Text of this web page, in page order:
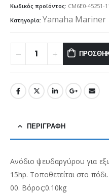
Κωδικός προϊόντος: CM6E0-45251-
Κατηγορία: Yamaha Mariner
ΠΕΡΙΓΡΑΦΉ
Ανόδιο ψευδαργύρου για
15hp. Τοποθετείται στο
00. Βόρος:0.10kg